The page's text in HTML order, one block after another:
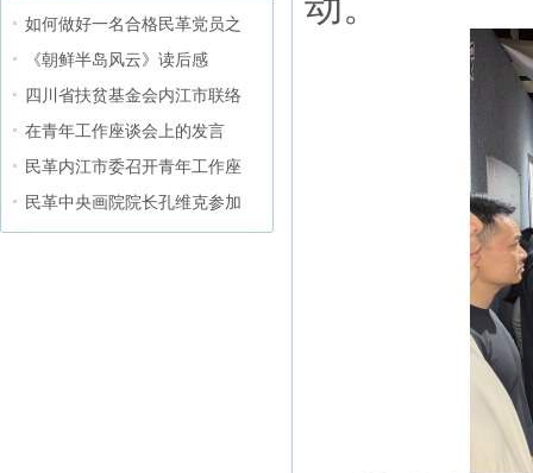
如何做好一名合格民革党员之
《朝鲜半岛风云》读后感
四川省扶贫基金会内江市联络
在青年工作座谈会上的发言
民革内江市委召开青年工作座
民革中央画院院长孔维克参加